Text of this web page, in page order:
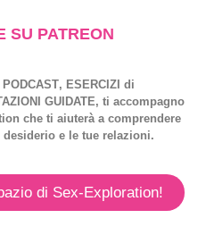
SU PATREON
PODCAST, ESERCIZI di
GUIDATE, ti accompagno
che ti aiuterà a comprendere
e le tue relazioni.
di Sex-Exploration!